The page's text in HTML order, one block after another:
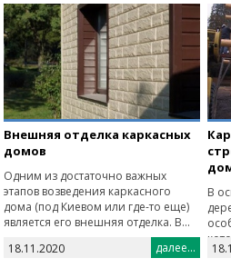
Внешняя отделка каркасных
домов
Одним из достаточно важных
этапов возведения каркасного
дома (под Киевом или где-то еще)
является его внешняя отделка. В...
18.11.2020
далее...
В